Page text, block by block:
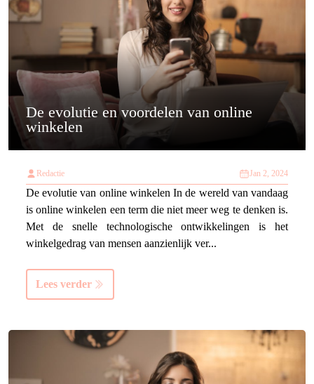
De evolutie en voordelen van online
winkelen
Redactie Jan 2, 2024
De evolutie van online winkelen In de wereld van vandaag
is online winkelen een term die niet meer weg te denken is.
Met de snelle technologische ontwikkelingen is het
winkelgedrag van mensen aanzienlijk ver...
Lees verder